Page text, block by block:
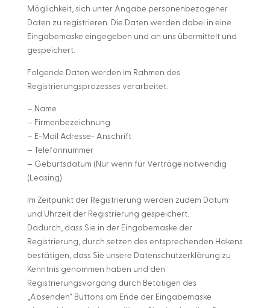
Möglichkeit, sich unter Angabe personenbezogener
Daten zu registrieren. Die Daten werden dabei in eine
Eingabemaske eingegeben und an uns übermittelt und
gespeichert.
Folgende Daten werden im Rahmen des
Registrierungsprozesses verarbeitet:
– Name
– Firmenbezeichnung
– E-Mail Adresse- Anschrift
– Telefonnummer
– Geburtsdatum (Nur wenn für Verträge notwendig
(Leasing)
Im Zeitpunkt der Registrierung werden zudem Datum
und Uhrzeit der Registrierung gespeichert.
Dadurch, dass Sie in der Eingabemaske der
Registrierung, durch setzen des entsprechenden Hakens
bestätigen, dass Sie unsere Datenschutzerklärung zu
Kenntnis genommen haben und den
Registrierungsvorgang durch Betätigen des
„Absenden“ Buttons am Ende der Eingabemaske